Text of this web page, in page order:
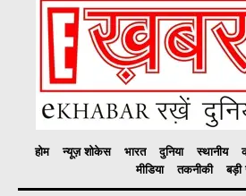
होम न्यूज़ शोकेस भारत दुनिया स्थानीय
मीडिया
तकनीकी